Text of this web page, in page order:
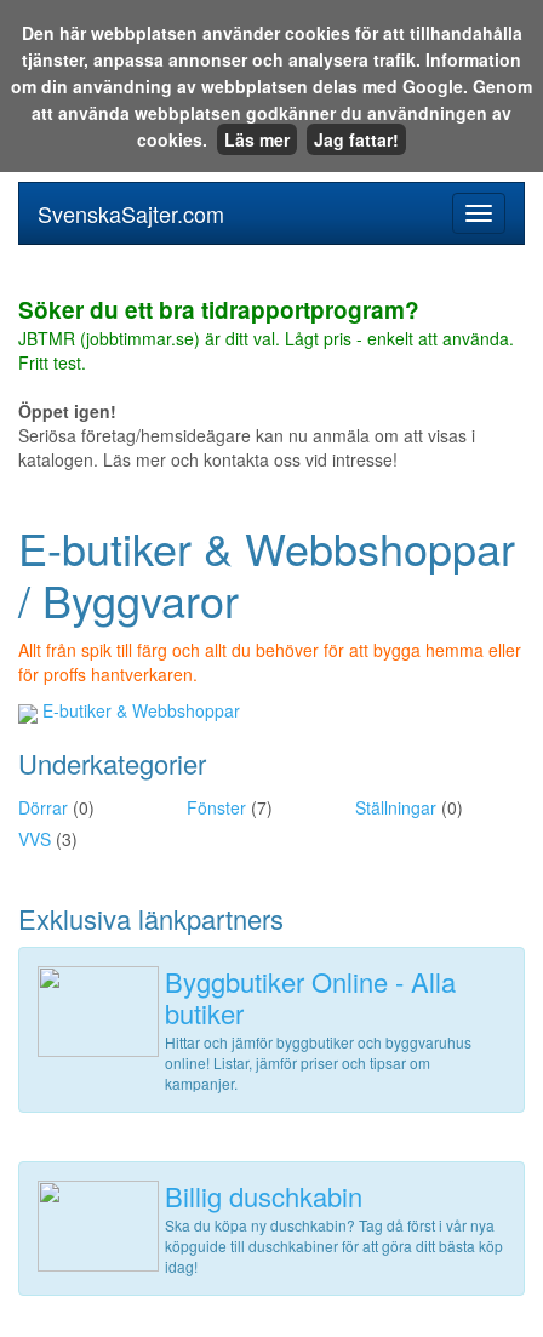
Sök i katalogen eller på webben:
meny
SvenskaSajter.com
Söker du ett bra tidrapportprogram?
JBTMR (jobbtimmar.se) är ditt val. Lågt pris - enkelt att använda.
Fritt test.
Öppet igen!
Seriösa företag/hemsideägare kan nu anmäla om att visas i
katalogen. Läs mer och kontakta oss vid intresse!
E-butiker & Webbshoppar
/ Byggvaror
Allt från spik till färg och allt du behöver för att bygga hemma eller
för proffs hantverkaren.
E-butiker & Webbshoppar
Underkategorier
Dörrar (0) Fönster (7) Ställningar (0)
VVS (3)
Exklusiva länkpartners
Byggbutiker Online - Alla
butiker
Hittar och jämför byggbutiker och byggvaruhus
online! Listar, jämför priser och tipsar om
kampanjer.
Billig duschkabin
Ska du köpa ny duschkabin? Tag då först i vår nya
köpguide till duschkabiner för att göra ditt bästa köp
idag!
Den här webbplatsen använder cookies för att tillhandahålla
tjänster, anpassa annonser och analysera trafik. Information
om din användning av webbplatsen delas med Google. Genom
att använda webbplatsen godkänner du användningen av
cookies.
Läs mer Jag fattar!